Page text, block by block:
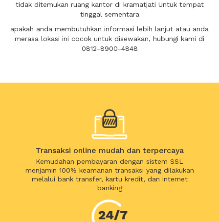
tidak ditemukan ruang kantor di kramatjati Untuk tempat
tinggal sementara
apakah anda membutuhkan informasi lebih lanjut atau anda
merasa lokasi ini cocok untuk disewakan, hubungi kami di
0812-8900-4848
Transaksi online mudah dan terpercaya
Kemudahan pembayaran dengan sistem SSL
menjamin 100% keamanan transaksi yang dilakukan
melalui bank transfer, kartu kredit, dan internet
banking